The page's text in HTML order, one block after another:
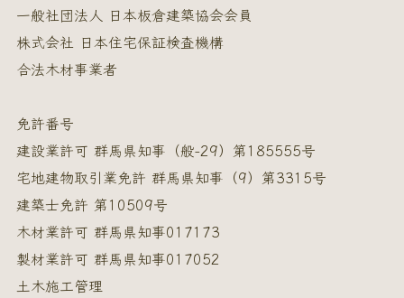
一般社団法人 日本板倉建築協会会員
株式会社 日本住宅保証検査機構
合法木材事業者
免許番号
建設業許可 群馬県知事（般-29）第185555号
宅地建物取引業免許 群馬県知事（9）第3315号
建築士免許 第10509号
木材業許可 群馬県知事017173
製材業許可 群馬県知事017052
土木施工管理